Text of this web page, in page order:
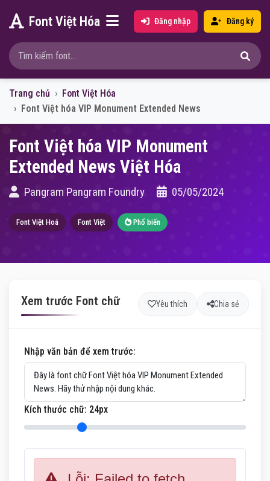
Font Việt Hóa Đăng nhập Đăng ký
Trang chủ
Font Việt Hóa
Font Việt hóa VIP Monument Extended News
Font Việt hóa VIP Monument
Extended News Việt Hóa
Pangram Pangram Foundry 05/05/2024
Font Việt Hoá Font Việt Phổ biến
Xem trước Font chữ Yêu thích Chia sẻ
Nhập văn bản để xem trước:
Kích thước chữ: 24px